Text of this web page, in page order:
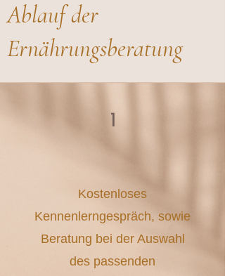
Ablauf der
Ernährungsberatung
1
Kostenloses
Kennenlerngespräch, sowie
Beratung bei der Auswahl
des passenden